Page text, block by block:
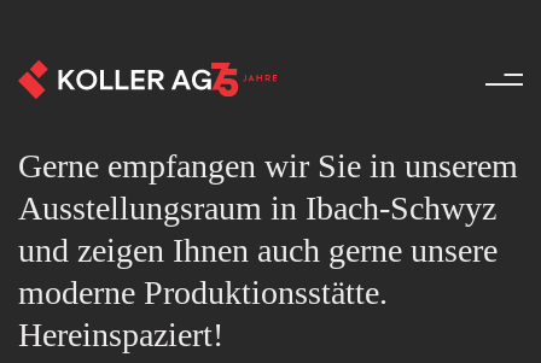
Kontakt - Unternehmen -
Gerne empfangen wir Sie in unserem
Ausstellungsraum in Ibach-Schwyz
und zeigen Ihnen auch gerne unsere
moderne Produktionsstätte.
Hereinspaziert!